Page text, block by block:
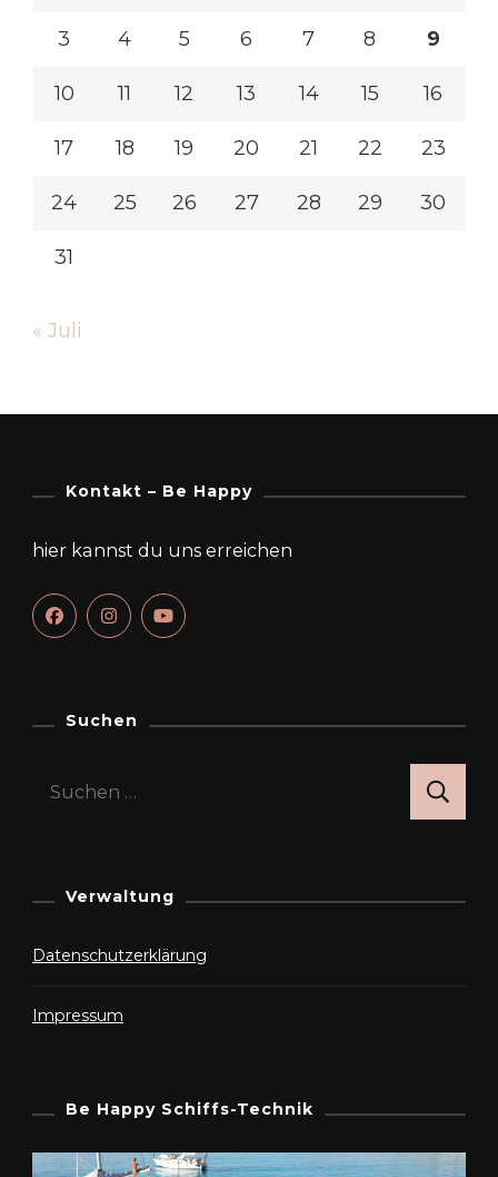
3 4 5 6 7 8 9
10 11 12 13 14 15 16
17 18 19 20 21 22 23
24 25 26 27 28 29 30
31
« Juli
Kontakt – Be Happy
hier kannst du uns erreichen
Suchen
Suchen
Verwaltung
Datenschutzerklärung
Impressum
Be Happy Schiffs-Technik